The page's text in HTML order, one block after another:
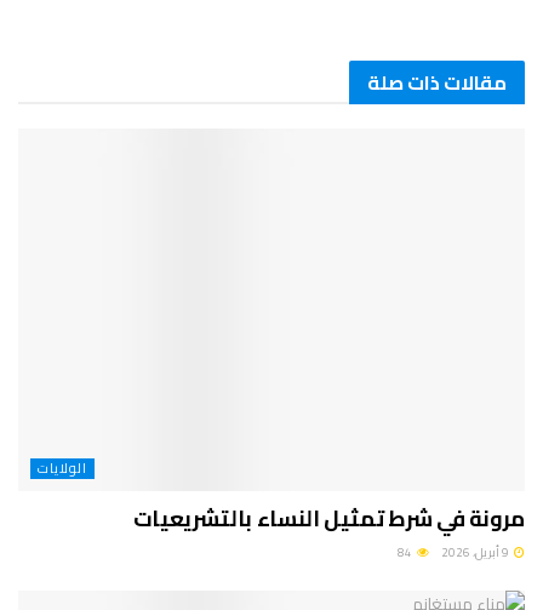
مقالات ذات صلة
الولايات
مرونة في شرط تمثيل النساء بالتشريعيات